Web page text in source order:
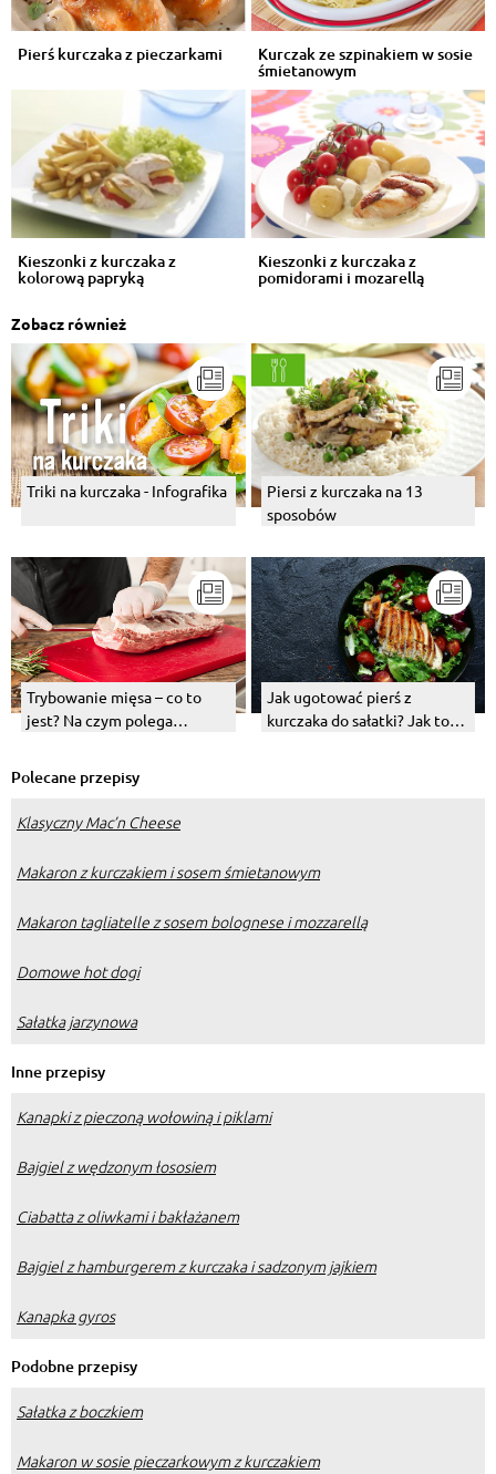
Pierś kurczaka z pieczarkami Kurczak ze szpinakiem w sosie
śmietanowym
Kieszonki z kurczaka z
kolorową papryką
Kieszonki z kurczaka z
pomidorami i mozarellą
Zobacz również
Triki na kurczaka - Infografika
Piersi z kurczaka na 13
sposobów
Trybowanie mięsa – co to
jest? Na czym polega
szynki?
Jak ugotować pierś z
kurczaka do sałatki? Jak to
Polecane przepisy
Klasyczny Mac’n Cheese
Makaron z kurczakiem i sosem śmietanowym
Makaron tagliatelle z sosem bolognese i mozzarellą
Domowe hot dogi
Sałatka jarzynowa
Inne przepisy
Kanapki z pieczoną wołowiną i piklami
Bajgiel z wędzonym łososiem
Ciabatta z oliwkami i bakłażanem
Bajgiel z hamburgerem z kurczaka i sadzonym jajkiem
Kanapka gyros
Podobne przepisy
Sałatka z boczkiem
Makaron w sosie pieczarkowym z kurczakiem